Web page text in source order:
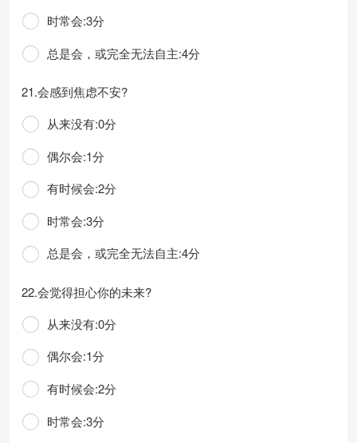
时常会:3分
总是会，或完全无法自主:4分
21.会感到焦虑不安?
从来没有:0分
偶尔会:1分
有时候会:2分
时常会:3分
总是会，或完全无法自主:4分
22.会觉得担心你的未来?
从来没有:0分
偶尔会:1分
有时候会:2分
时常会:3分